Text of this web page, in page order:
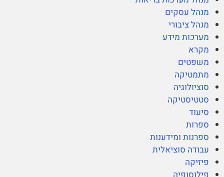
מנהל עסקים
מנהל ציבורי
מערכות מידע
מקרא
משפטים
מתמטיקה
סוציולוגיה
סטטיסטיקה
סיעוד
ספרות
ספרנות ומידענות
עבודה סוציאלית
פיזיקה